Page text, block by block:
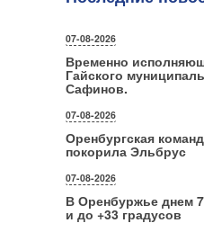
07-08-2026
Временно
Гайского
Сафинов.
07-08-2026
Оренбургская
покорила Эльбрус
07-08-2026
В Оренбуржье днем 7
и до +33 градусов